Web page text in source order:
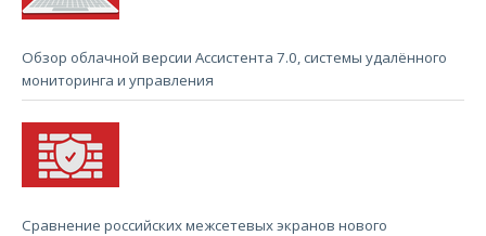
Обзор облачной версии Ассистента 7.0, системы удалённого
мониторинга и управления
Сравнение российских межсетевых экранов нового